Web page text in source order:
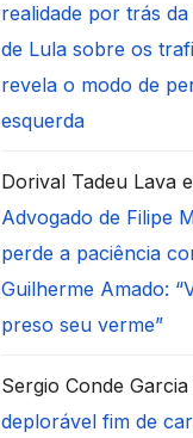
realidade por trás da
de Lula sobre os
revela o modo de
esquerda
Dorival Tadeu Lava
Advogado de Filipe
perde a paciência
Guilherme Amado:
preso seu verme”
Sergio Conde Garcia
deplorável fim de